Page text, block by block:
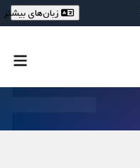
زبان‌های بیشتر